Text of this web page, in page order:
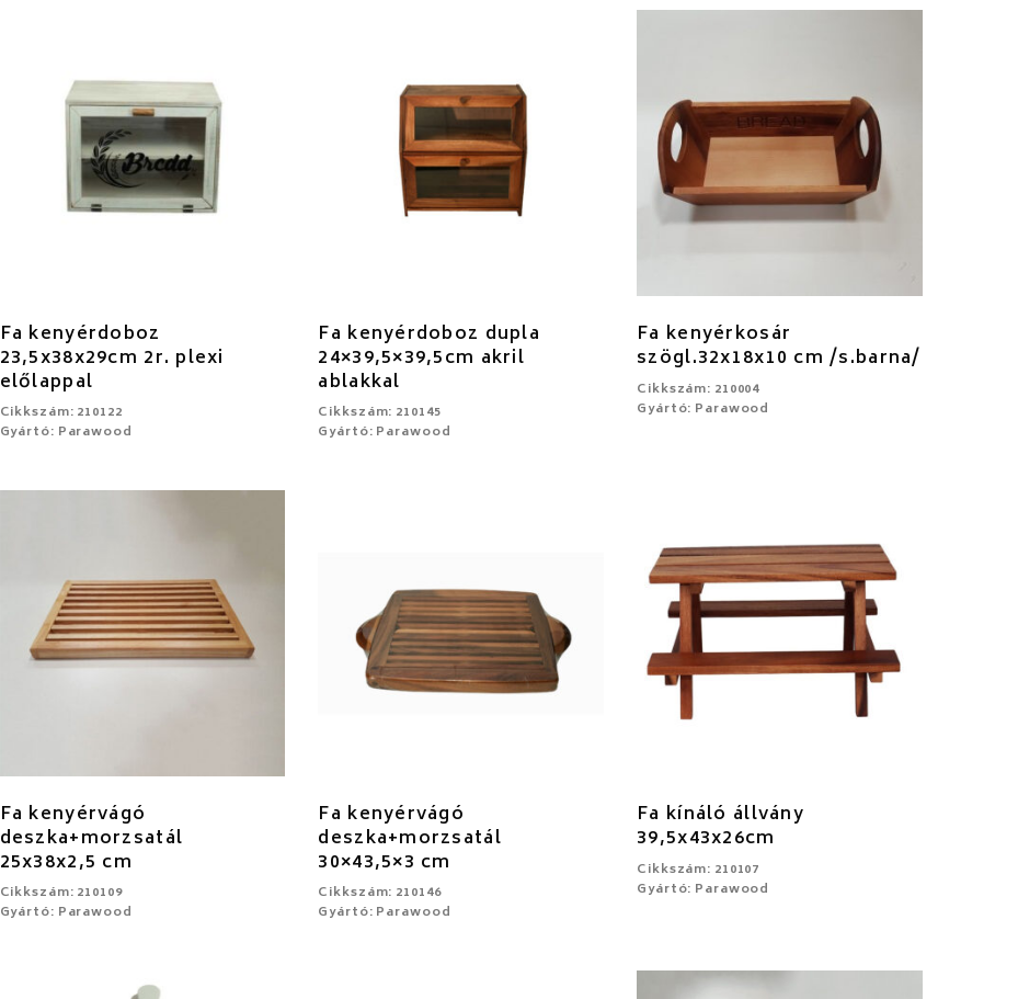
Fa kenyérdoboz
23,5x38x29cm 2r. plexi
előlappal
Cikkszám: 210122
Gyártó: Parawood
Fa kenyérdoboz dupla
24×39,5×39,5cm akril
ablakkal
Cikkszám: 210145
Gyártó: Parawood
Fa kenyérkosár
szögl.32x18x10 cm /s.barna/
Cikkszám: 210004
Gyártó: Parawood
Fa kenyérvágó
deszka+morzsatál
25x38x2,5 cm
Cikkszám: 210109
Gyártó: Parawood
Fa kenyérvágó
deszka+morzsatál
30×43,5×3 cm
Cikkszám: 210146
Gyártó: Parawood
Fa kínáló állvány
39,5x43x26cm
Cikkszám: 210107
Gyártó: Parawood